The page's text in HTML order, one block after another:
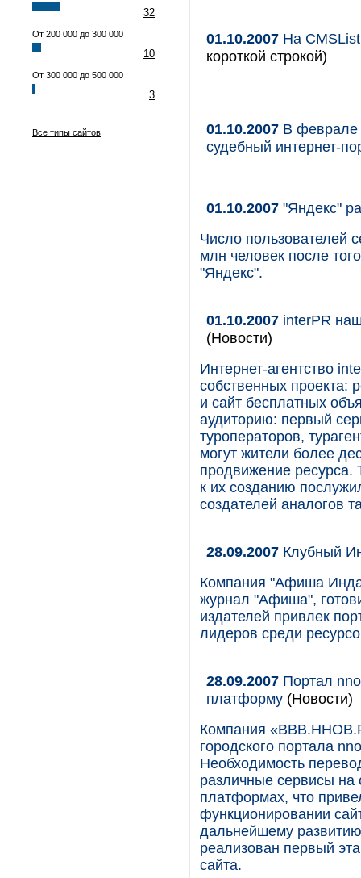
32
От 200 000 до 300 000
10
От 300 000 до 500 000
3
Все типы сайтов
01.10.2007 На
короткой строкой)
01.10.2007 В феврале
судебный интернет-
01.10.2007 "Яндекс"
Число пользователей
млн человек после
"Яндекс".
01.10.2007 interPR
(Новости)
Интернет-агентство
собственных проекта:
и сайт бесплатных
аудиторию: первый
туроператоров,
могут жители более
продвижение ресурса.
к их созданию
создателей аналогов
28.09.2007 Клубный
Компания "Афиша
журнал "Афиша",
издателей привлек
лидеров среди
28.09.2007 Портал
платформу (Новости)
Компания
городского портала
Необходимость
различные сервисы на
платформах, что
функционировании
дальнейшему
реализован первый
сайта.